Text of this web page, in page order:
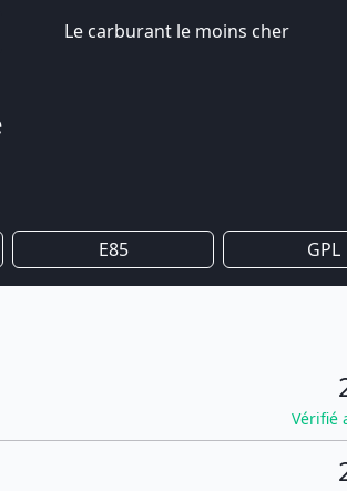
Le carburant le moins cher
E85 GPL
Vérifié